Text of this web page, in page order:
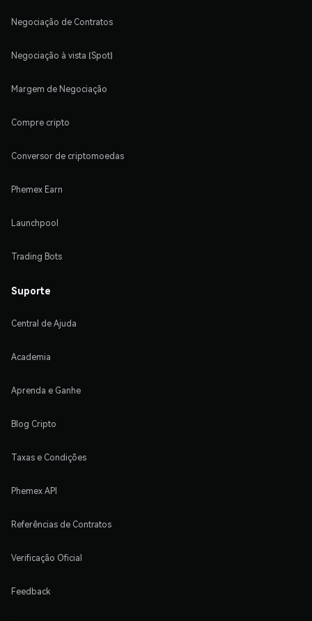
Negociação de Contratos
Negociação à vista (Spot)
Margem de Negociação
Compre cripto
Conversor de criptomoedas
Phemex Earn
Launchpool
Trading Bots
Suporte
Central de Ajuda
Academia
Aprenda e Ganhe
Blog Cripto
Taxas e Condições
Phemex API
Referências de Contratos
Verificação Oficial
Feedback